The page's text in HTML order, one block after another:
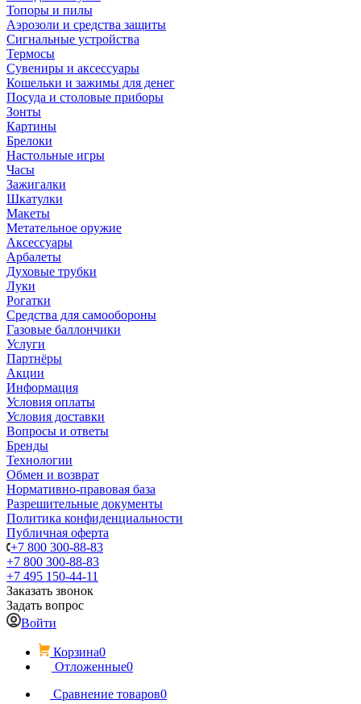
Топоры и пилы
Аэрозоли и средства защиты
Сигнальные устройства
Термосы
Сувениры и аксессуары
Кошельки и зажимы для денег
Посуда и столовые приборы
Зонты
Картины
Брелоки
Настольные игры
Часы
Зажигалки
Шкатулки
Макеты
Метательное оружие
Аксессуары
Арбалеты
Духовые трубки
Луки
Рогатки
Средства для самообороны
Газовые баллончики
Услуги
Партнёры
Акции
Информация
Условия оплаты
Условия доставки
Вопросы и ответы
Бренды
Технологии
Обмен и возврат
Нормативно-правовая база
Разрешительные документы
Политика конфиденциальности
Публичная оферта
+7 800 300-88-83
+7 800 300-88-83
+7 495 150-44-11
Заказать звонок
Задать вопрос
Войти
Корзина0
Отложенные0
Сравнение товаров0